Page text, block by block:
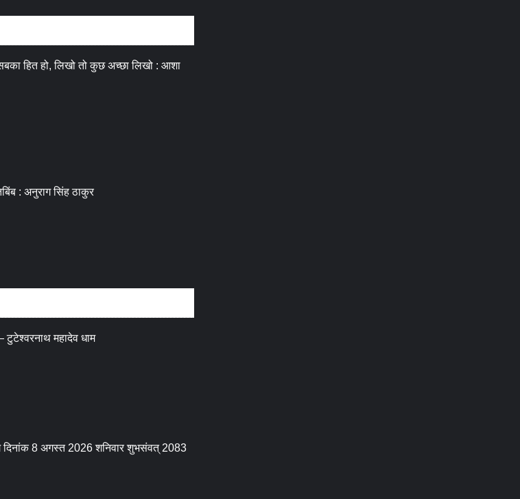
हित हो, लिखो तो कुछ अच्छा लिखो : आशा
: अनुराग सिंह ठाकुर
महादेव धाम
आज का पंचांग: आज दिनांक 8 अगस्त 2026 शनिवार शुभसंवत् 2083